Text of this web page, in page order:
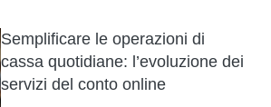
Semplificare le operazioni di
cassa quotidiane: l’evoluzione dei
servizi del conto online